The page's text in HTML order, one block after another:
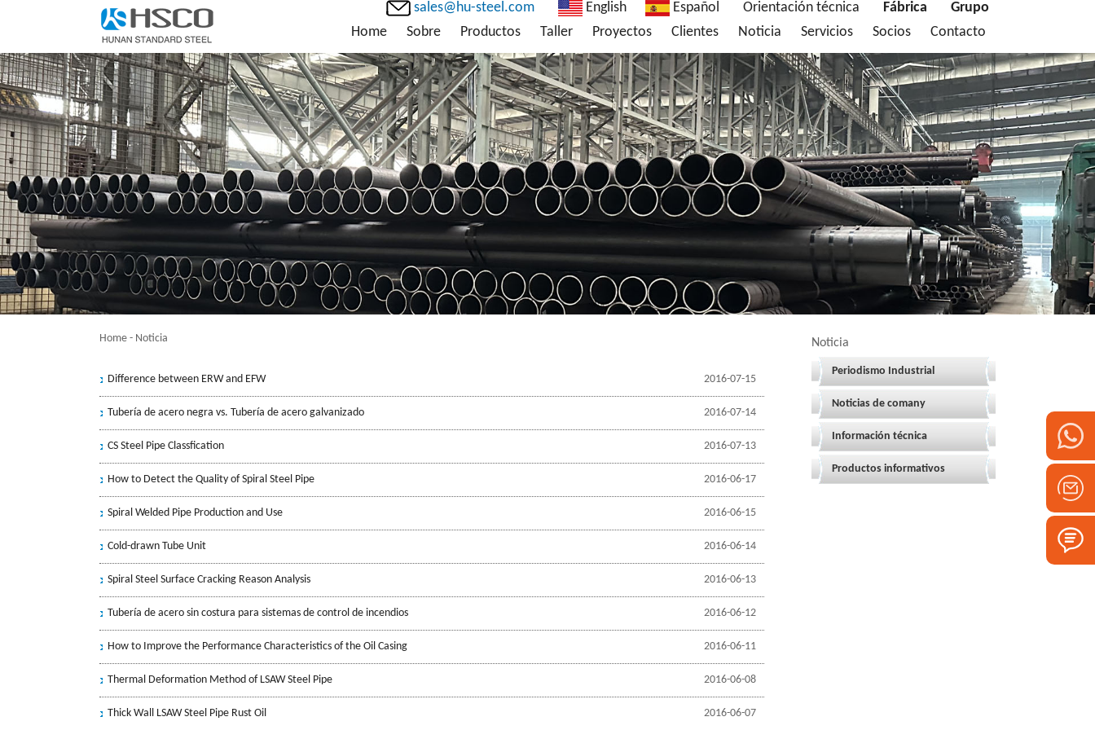
sales@hu-steel.com English Español Orientación técnica Fábrica
Grupo
Home
Sobre Productos Taller Proyectos Clientes Noticia Servicios Socios Contacto
Noticia
Periodismo Industrial
Noticias de comany
Información técnica
Productos informativos
Home - Noticia
2016-07-15
Difference between ERW and EFW
2016-07-14
Tubería de acero negra vs. Tubería de acero galvanizado
2016-07-13
CS Steel Pipe Classfication
2016-06-17
How to Detect the Quality of Spiral Steel Pipe
2016-06-15
Spiral Welded Pipe Production and Use
2016-06-14
Cold-drawn Tube Unit
2016-06-13
Spiral Steel Surface Cracking Reason Analysis
2016-06-12
Tubería de acero sin costura para sistemas de control de incendios
2016-06-11
How to Improve the Performance Characteristics of the Oil Casing
2016-06-08
Thermal Deformation Method of LSAW Steel Pipe
2016-06-07
Thick Wall LSAW Steel Pipe Rust Oil